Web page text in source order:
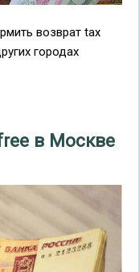
возврат tax
городах
в Москве